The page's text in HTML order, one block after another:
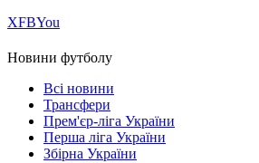
ХFBYou
Новини футболу
Всі новини
Трансфери
Прем'єр-ліга України
Перша ліга України
Збірна України